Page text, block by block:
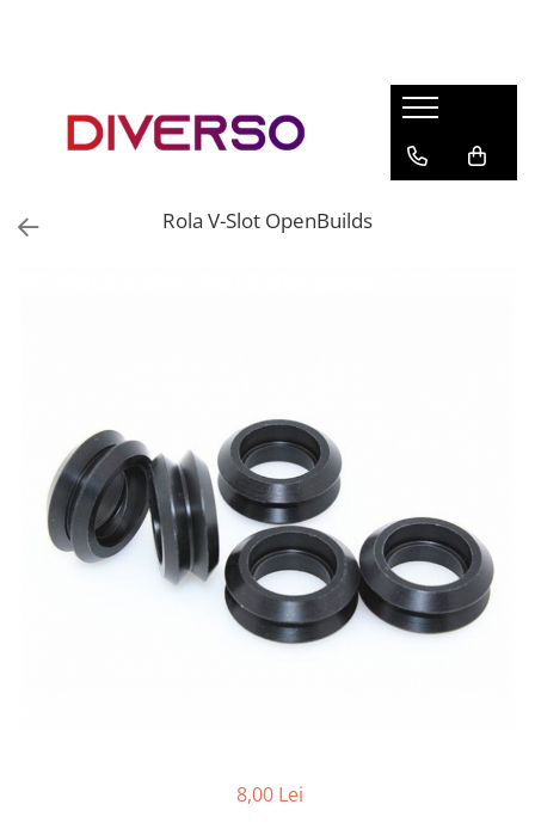
ASA
MULTIMATERIAL
Rola V-Slot OpenBuilds
8,00 Lei